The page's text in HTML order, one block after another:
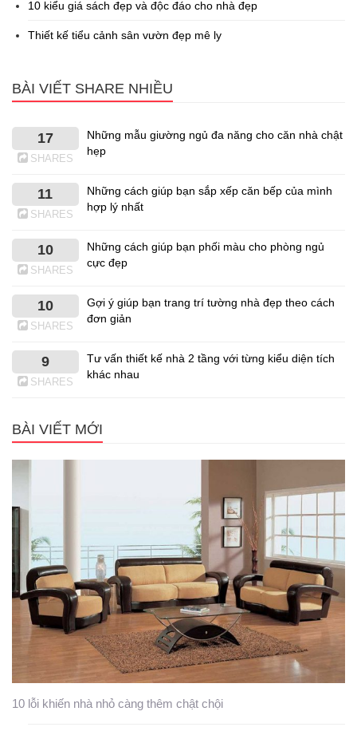
10 kiểu giá sách đẹp và độc đáo cho nhà đẹp
Thiết kế tiểu cảnh sân vườn đẹp mê ly
BÀI VIẾT SHARE NHIỀU
17
SHARES
Những mẫu giường ngủ đa năng cho căn nhà chật
hẹp
11
SHARES
Những cách giúp bạn sắp xếp căn bếp của mình
hợp lý nhất
10
SHARES
Những cách giúp bạn phối màu cho phòng ngủ
cực đẹp
10
SHARES
Gợi ý giúp bạn trang trí tường nhà đẹp theo cách
đơn giản
9
SHARES
Tư vấn thiết kế nhà 2 tầng với từng kiểu diện tích
khác nhau
BÀI VIẾT MỚI
10 lỗi khiến nhà nhỏ càng thêm chật chội